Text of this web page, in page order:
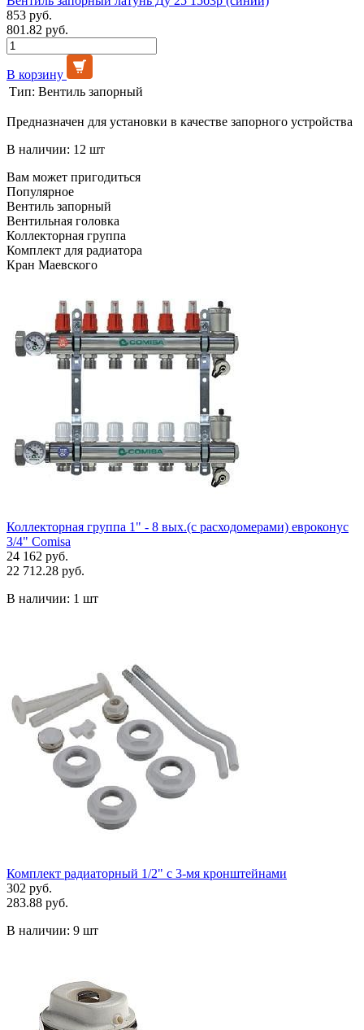
853 руб.
801.82 руб.
В корзину
Тип: Вентиль запорный
Предназначен для установки в качестве запорного устройства
В наличии: 12 шт
Вам может пригодиться
Популярное
Вентиль запорный
Вентильная головка
Коллекторная группа
Комплект для радиатора
Кран Маевского
Коллекторная группа 1" - 8 вых.(с расходомерами) евроконус
3/4" Comisa
24 162 руб.
22 712.28 руб.
В наличии: 1 шт
Комплект радиаторный 1/2" с 3-мя кронштейнами
302 руб.
283.88 руб.
В наличии: 9 шт